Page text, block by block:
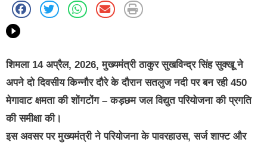
शिमला 14 अप्रैल, 2026, मुख्यमंत्री ठाकुर सुखविन्द्र सिंह सुक्खू ने
अपने दो दिवसीय किन्नौर दौरे के दौरान सतलुज नदी पर बन रही 450
मेगावाट क्षमता की शोंगटोंग – कड़छम जल विद्युत परियोजना की प्रगति
की समीक्षा की।
इस अवसर पर मुख्यमंत्री ने परियोजना के पावरहाउस, सर्ज शाफ्ट और